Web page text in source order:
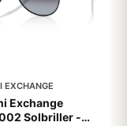
EXCHANGE
Exchange
Solbriller -